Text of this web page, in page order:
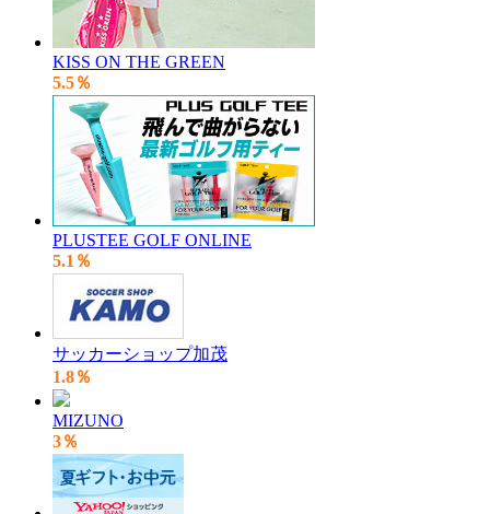
KISS ON THE GREEN
5.5％
PLUSTEE GOLF ONLINE
5.1％
サッカーショップ加茂
1.8％
MIZUNO
3％